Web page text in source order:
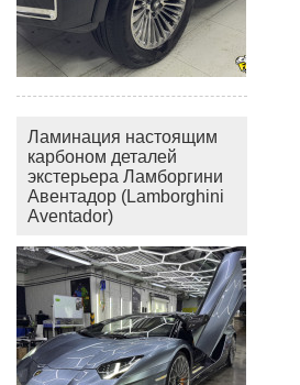
Ламинация настоящим
карбоном деталей
экстерьера Ламборгини
Авентадор (Lamborghini
Aventador)